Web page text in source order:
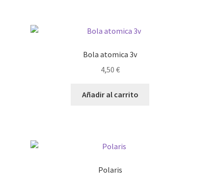
Bola atomica 3v
4,50 €
Añadir al carrito
Polaris